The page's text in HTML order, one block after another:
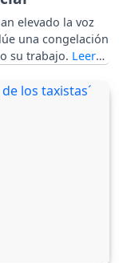
elevado la voz
una congelación
su trabajo.